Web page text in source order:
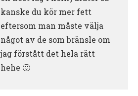
kanske du kör mer fett
eftersom man måste välja
något av de som bränsle om
jag förstått det hela rätt
hehe 🙂